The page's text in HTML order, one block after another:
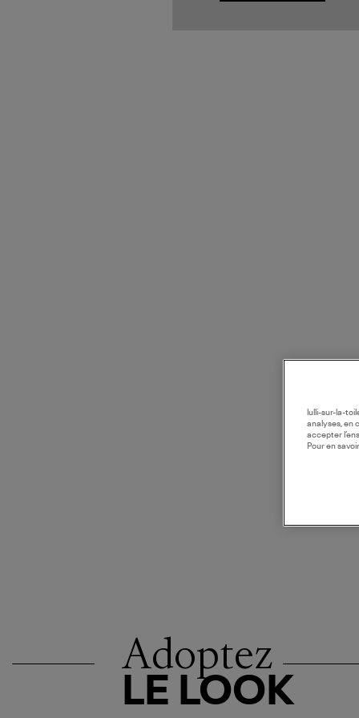
Adoptez
LE LOOK
lulli-sur-la-
analyses, en
accepter
Pour en